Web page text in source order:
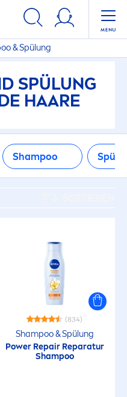
& Spülung
SPÜLUNG
HAARE
Shampoo
(834)
Shampoo & Spülung
Power RepairReparatur
Shampoo